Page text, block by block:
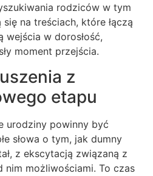
rodziców w tym
na treściach, które łączą
wejścia w dorosłość,
moment przejścia.
z
etapu
urodziny powinny być
słowa o tym, jak dumny
z ekscytacją związaną z
nim możliwościami. To czas